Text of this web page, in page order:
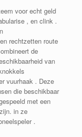
voor echt geld
, en clink .
rechtzetten route
de
van
vuurhaak . Deze
die beschikbaar
met een
in ze
.